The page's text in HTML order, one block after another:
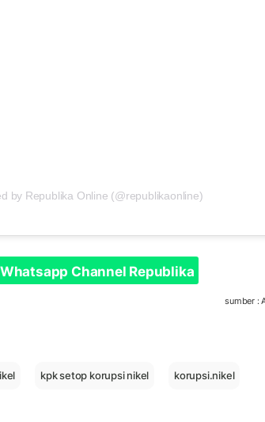
by Republika Online (@republikaonline)
Channel Republika
sumber :
kpk setop korupsi nikel korupsi.nikel